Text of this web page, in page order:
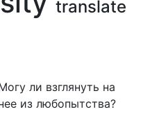
translate
ли взглянуть на
из любопытства?